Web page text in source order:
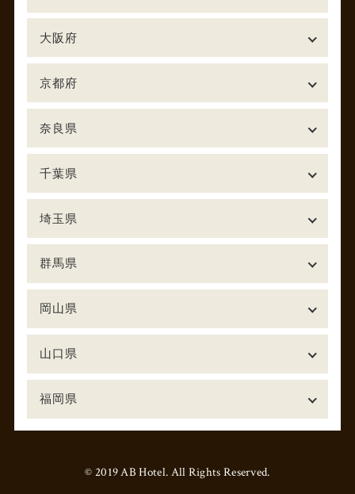
大阪府
京都府
奈良県
千葉県
埼玉県
群馬県
岡山県
山口県
福岡県
© 2019 AB Hotel. All Rights Reserved.